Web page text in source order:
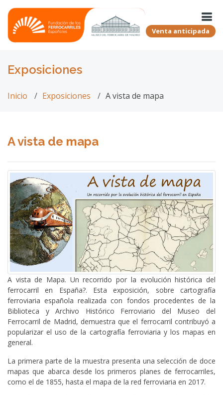
Venta anticipada
Exposiciones
Inicio Exposiciones A vista de mapa
A vista de mapa
A vista de Mapa. Un recorrido por la evolución histórica del
ferrocarril en España?. Esta exposición, sobre cartografía
ferroviaria española realizada con fondos procedentes de la
Biblioteca y Archivo Histórico Ferroviario del Museo del
Ferrocarril de Madrid, demuestra que el ferrocarril contribuyó a
popularizar el uso de la cartografía ferroviaria y los mapas en
general.
La primera parte de la muestra presenta una selección de doce
mapas que abarca desde los primeros planes de ferrocarriles,
como el de 1855, hasta el mapa de la red ferroviaria en 2017.